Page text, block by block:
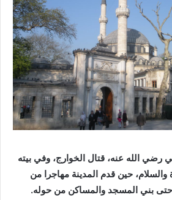
رضي الله عنه، قتال الخوارج، وفي بيته
حين قدم المدينة مهاجرا من
حتى بني المسجد والمساكن من حوله.